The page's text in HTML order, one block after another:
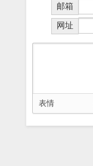
邮箱
网址
表情